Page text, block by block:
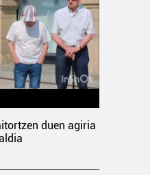
duen agiria